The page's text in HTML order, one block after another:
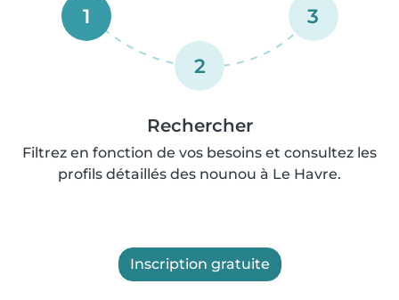
1
2
3
Rechercher
Filtrez en fonction de vos besoins et consultez les
profils détaillés des nounou à Le Havre.
Inscription gratuite